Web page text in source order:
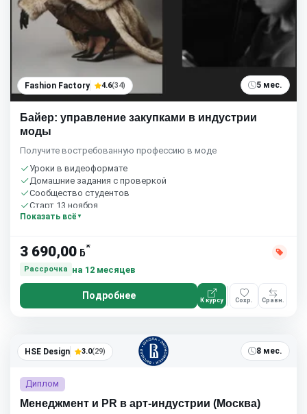
Fashion Factory 4.6(34) 5 мес.
Байер: управление закупками в индустрии
моды
Получите востребованную профессию в моде
Уроки в видеоформате
Домашние задания с проверкой
Сообщество студентов
Старт 13 ноября
Показать всё
3 690,00 ƃ*
Рассрочка на 12 месяцев
Подробнее К курсу Сохр. Сравн.
HSE Design 3.0(29) 8 мес.
Диплом
Менеджмент и PR в арт-индустрии (Москва)